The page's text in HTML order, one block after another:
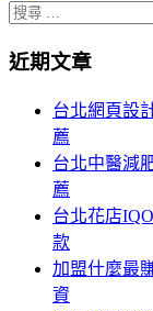
分
頁
搜
關
近期文章
台北網頁設
薦
台北中醫減
薦
台北花店
款
加盟什麼最
資